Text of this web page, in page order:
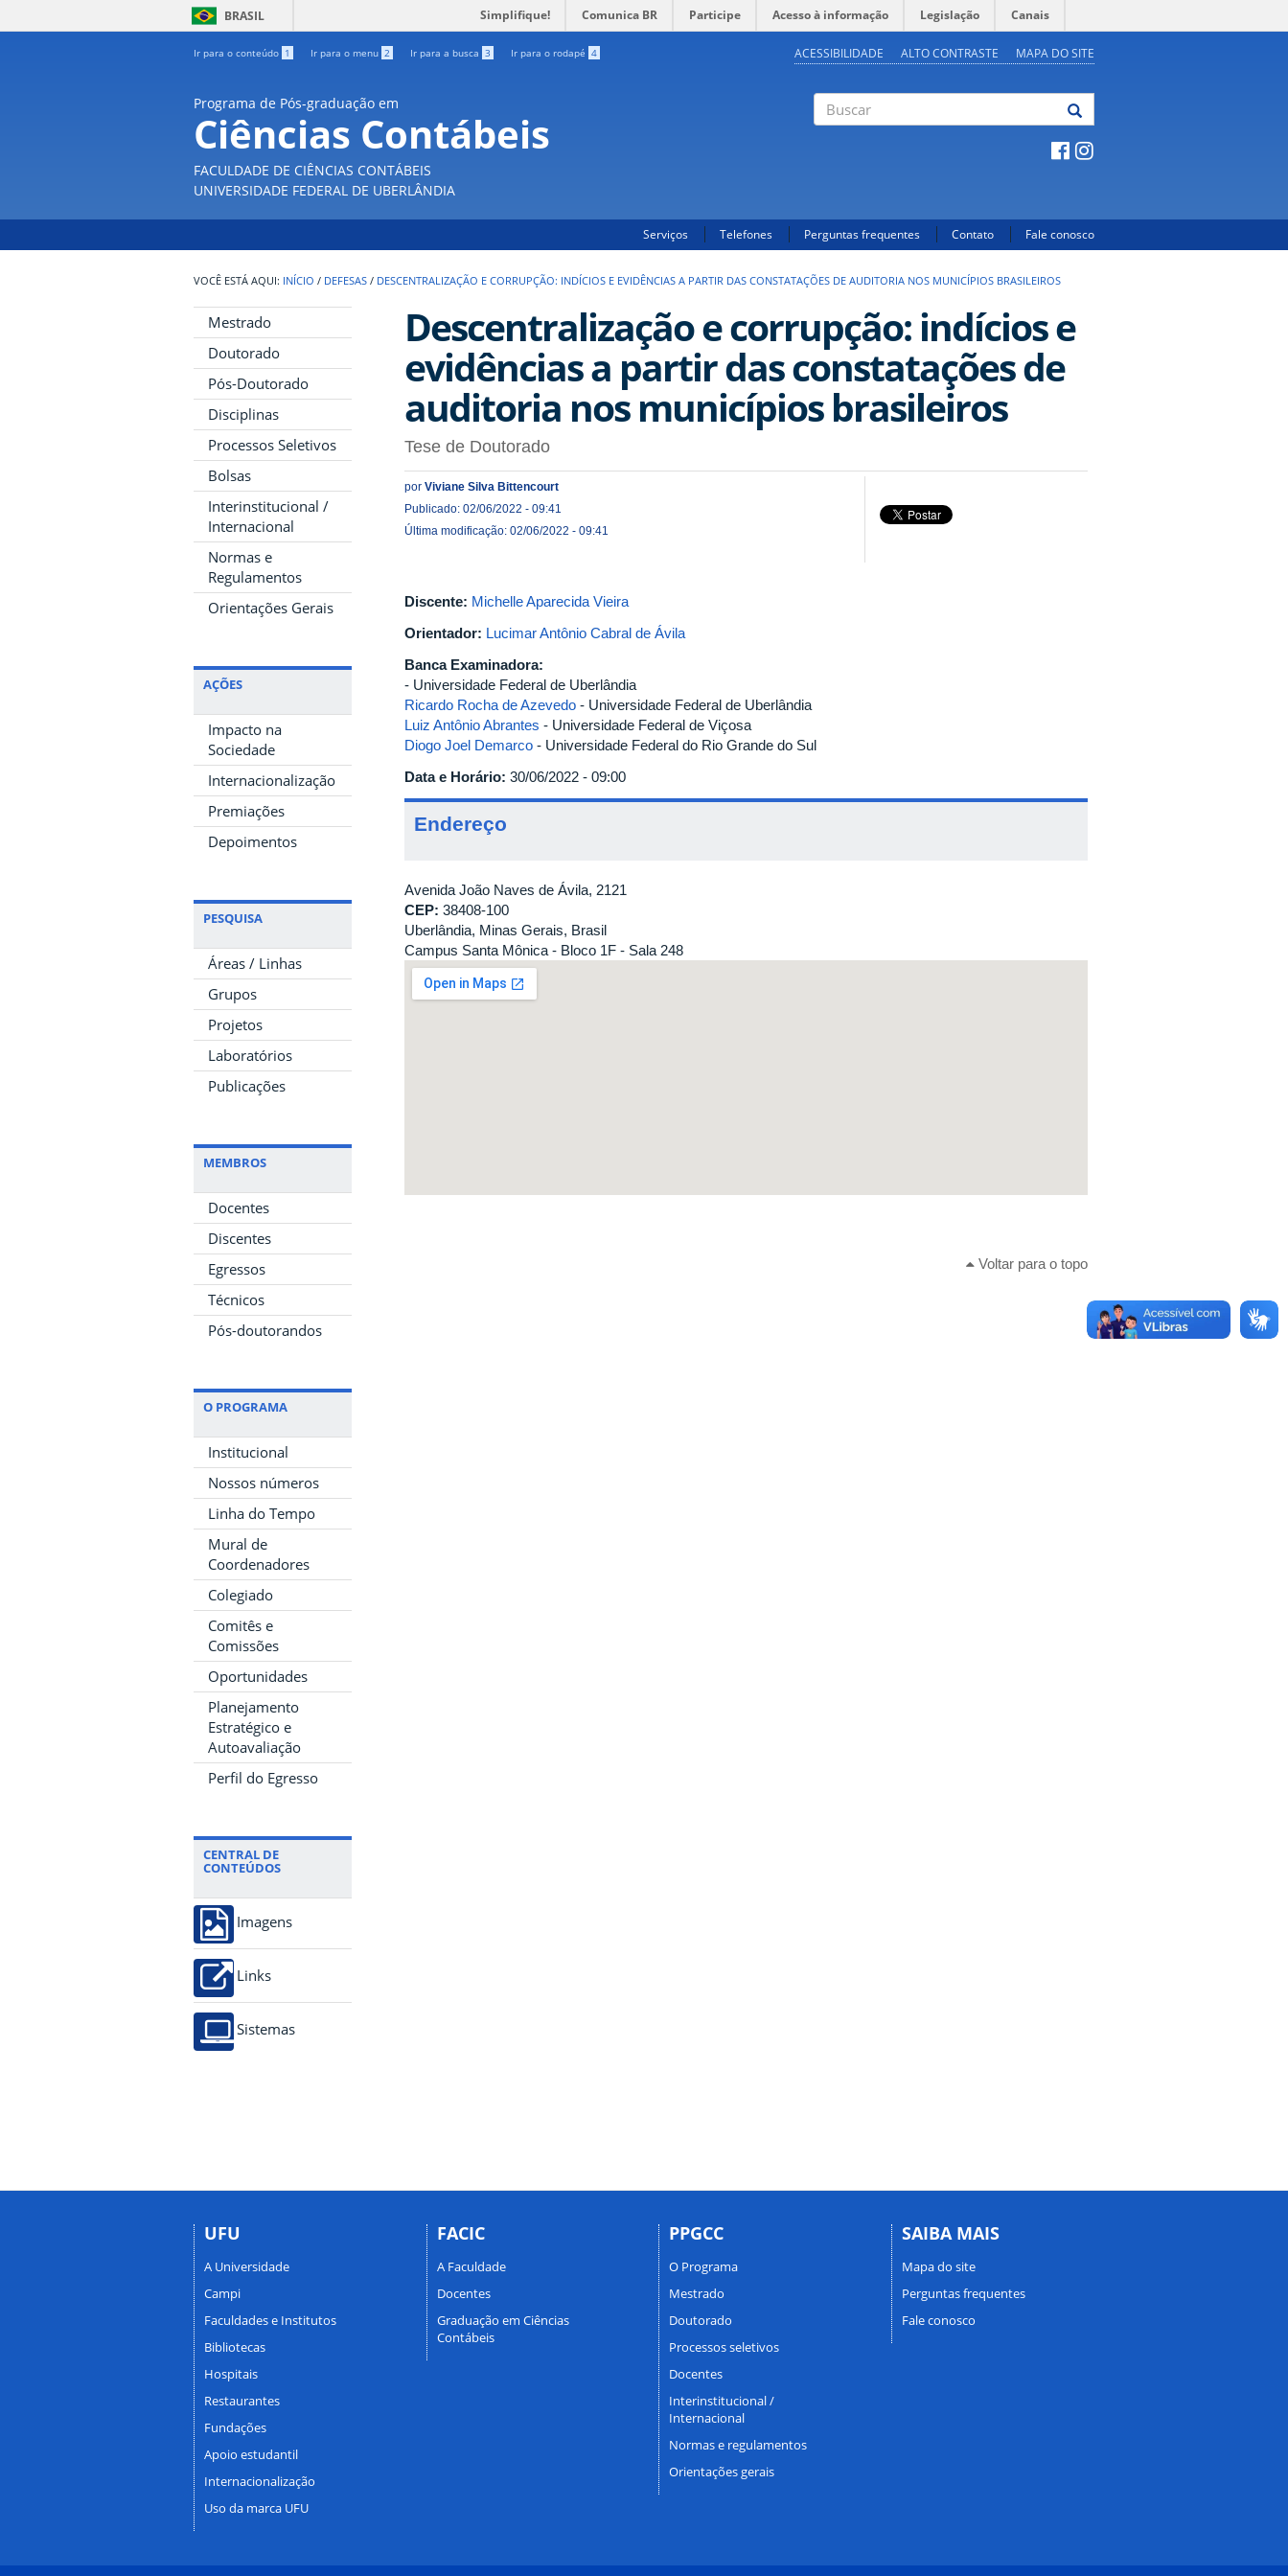
BRASIL Simplifique! Comunica BR Participe Acesso à informação Legislação Canais
Ir para o conteúdo 1 Ir para o menu 2 Ir para a busca 3 Ir para o rodapé 4 ACESSIBILIDADE ALTO CONTRASTE MAPA DO SITE
Programa de Pós-graduação em
Ciências Contábeis
FACULDADE DE CIÊNCIAS CONTÁBEIS
UNIVERSIDADE FEDERAL DE UBERLÂNDIA
Serviços Telefones Perguntas frequentes Contato Fale conosco
INÍCIO / DEFESAS / DESCENTRALIZAÇÃO E CORRUPÇÃO: INDÍCIOS E EVIDÊNCIAS A PARTIR DAS CONSTATAÇÕES DE AUDITORIA NOS MUNICÍPIOS BRASILEIROS
Mestrado
Doutorado
Pós-Doutorado
Disciplinas
Processos Seletivos
Bolsas
Interinstitucional /
Internacional
Normas e
Regulamentos
Orientações Gerais
AÇÕES
Impacto na
Sociedade
Internacionalização
Premiações
Depoimentos
PESQUISA
Áreas / Linhas
Grupos
Projetos
Laboratórios
Publicações
MEMBROS
Docentes
Discentes
Egressos
Técnicos
Pós-doutorandos
O PROGRAMA
Institucional
Nossos números
Linha do Tempo
Mural de
Coordenadores
Colegiado
Comitês e
Comissões
Oportunidades
Planejamento
Estratégico e
Autoavaliação
Perfil do Egresso
CENTRAL DE
CONTEÚDOS
Imagens
Links
Sistemas
Descentralização e corrupção: indícios e
evidências a partir das constatações de
auditoria nos municípios brasileiros
Tese de Doutorado
por Viviane Silva Bittencourt
Publicado: 02/06/2022 - 09:41
Última modificação: 02/06/2022 - 09:41
Discente: Michelle Aparecida Vieira
Orientador: Lucimar Antônio Cabral de Ávila
Banca Examinadora:
- Universidade Federal de Uberlândia
Ricardo Rocha de Azevedo - Universidade Federal de Uberlândia
Luiz Antônio Abrantes - Universidade Federal de Viçosa
Diogo Joel Demarco - Universidade Federal do Rio Grande do Sul
Data e Horário: 30/06/2022 - 09:00
Endereço
Avenida João Naves de Ávila, 2121
CEP: 38408-100
Uberlândia, Minas Gerais, Brasil
Campus Santa Mônica - Bloco 1F - Sala 248
Voltar para o topo
UFU
A Universidade
Campi
Faculdades e Institutos
Bibliotecas
Hospitais
Restaurantes
Fundações
Apoio estudantil
Internacionalização
Uso da marca UFU
FACIC
A Faculdade
Docentes
Graduação em Ciências
Contábeis
PPGCC
O Programa
Mestrado
Doutorado
Processos seletivos
Docentes
Interinstitucional /
Internacional
Normas e regulamentos
Orientações gerais
SAIBA MAIS
Mapa do site
Perguntas frequentes
Fale conosco